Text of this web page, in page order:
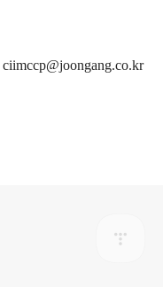
ciimccp@joongang.co.kr